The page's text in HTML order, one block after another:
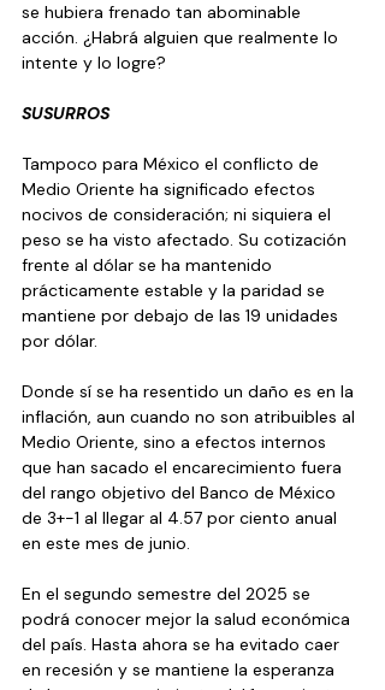
se hubiera frenado tan abominable
acción. ¿Habrá alguien que realmente lo
intente y lo logre?
SUSURROS
Tampoco para México el conflicto de
Medio Oriente ha significado efectos
nocivos de consideración; ni siquiera el
peso se ha visto afectado. Su cotización
frente al dólar se ha mantenido
prácticamente estable y la paridad se
mantiene por debajo de las 19 unidades
por dólar.
Donde sí se ha resentido un daño es en la
inflación, aun cuando no son atribuibles al
Medio Oriente, sino a efectos internos
que han sacado el encarecimiento fuera
del rango objetivo del Banco de México
de 3+-1 al llegar al 4.57 por ciento anual
en este mes de junio.
En el segundo semestre del 2025 se
podrá conocer mejor la salud económica
del país. Hasta ahora se ha evitado caer
en recesión y se mantiene la esperanza